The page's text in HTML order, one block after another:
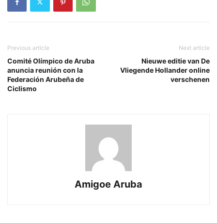
Previous article
Comité Olímpico de Aruba
anuncia reunión con la
Federación Arubeña de
Ciclismo
Next article
Nieuwe editie van De
Vliegende Hollander online
verschenen
Amigoe Aruba